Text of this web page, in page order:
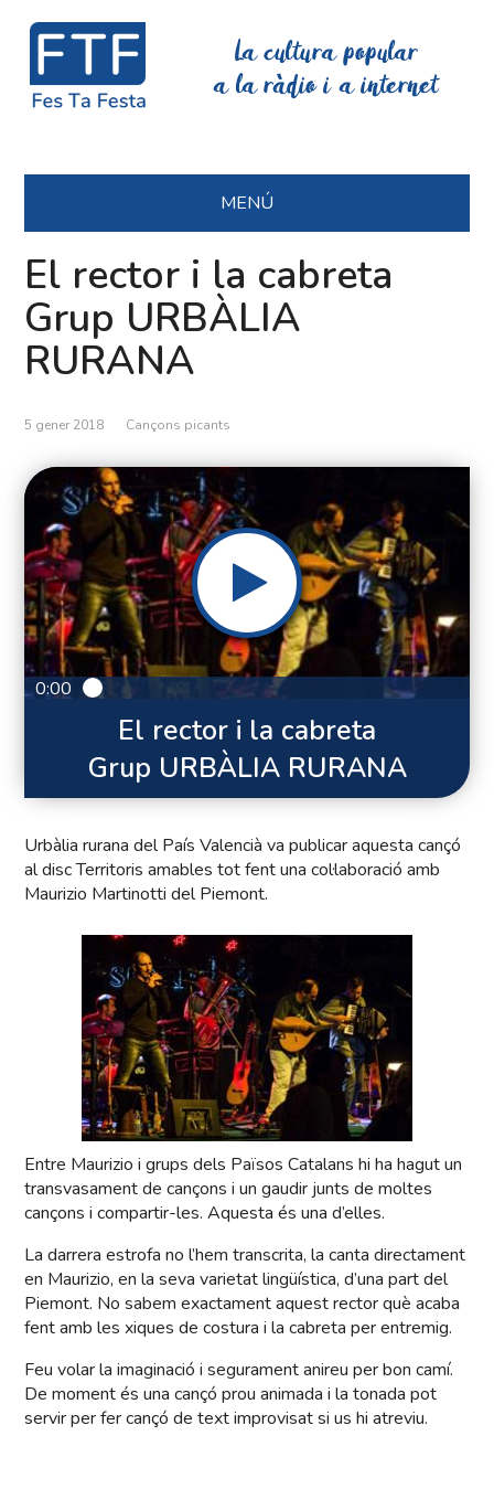
La cultura popular
a la ràdio i a internet
MENÚ
El rector i la cabreta
Grup URBÀLIA
RURANA
5 gener 2018 Cançons picants
0:00
El rector i la cabreta
Grup URBÀLIA RURANA
Urbàlia rurana del País Valencià va publicar aquesta cançó
al disc Territoris amables tot fent una col·laboració amb
Maurizio Martinotti del Piemont.
Entre Maurizio i grups dels Països Catalans hi ha hagut un
transvasament de cançons i un gaudir junts de moltes
cançons i compartir-les. Aquesta és una d’elles.
La darrera estrofa no l’hem transcrita, la canta directament
en Maurizio, en la seva varietat lingüística, d’una part del
Piemont. No sabem exactament aquest rector què acaba
fent amb les xiques de costura i la cabreta per entremig.
Feu volar la imaginació i segurament anireu per bon camí.
De moment és una cançó prou animada i la tonada pot
servir per fer cançó de text improvisat si us hi atreviu.